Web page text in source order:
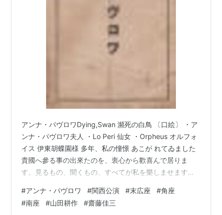
アンナ・パヴロワDying,Swan 瀕死の白鳥 〔口絵〕 ・ア
ンナ・パヴロワ夫人 ・Lo Peri 仙女 ・Orpheus オルフォ
イス 伊東胡蝶園様 多年、私の憧憬 あこが れてゐました
貴國へ參る事の出來たのを、衷心から歡喜んで居りま
す。見るもの、聞くもの、すべてが私を樂しませます。
め、御園化粧品の立派な事も私の喜悦 よろこび の一つで
御座います。 私は美しい日本での舞臺に、麗しい御園化
#アンナ・パヴロワ #関西公演 #末広座 #角座
#南座 #山田耕作 #齋藤佳三